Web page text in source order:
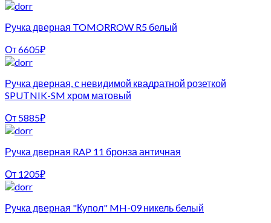
Ручка дверная TOMORROW R5 белый
От6605₽
Ручка дверная, с невидимой квадратной розеткой
SPUTNIK-SM хром матовый
От 5885₽
Ручка дверная RAP 11 бронза античная
От 1205₽
Ручка дверная "Купол" MH-09 никель белый